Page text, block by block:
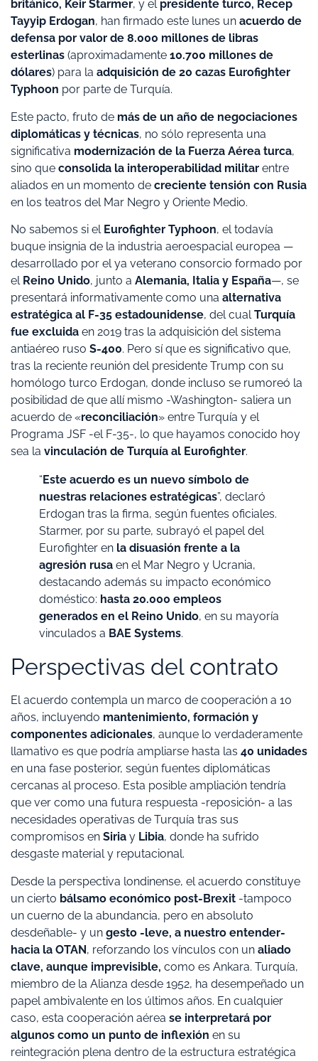
británico, Keir Starmer, y el presidente turco, Recep
Tayyip Erdogan, han firmado este lunes un acuerdo de
defensa por valor de 8.000 millones de libras
esterlinas (aproximadamente 10.700 millones de
dólares) para la adquisición de 20 cazas Eurofighter
Typhoon por parte de Turquía.
Este pacto, fruto de más de un año de negociaciones
diplomáticas y técnicas, no sólo representa una
significativa modernización de la Fuerza Aérea turca,
sino que consolida la interoperabilidad militar entre
aliados en un momento de creciente tensión con Rusia
en los teatros del Mar Negro y Oriente Medio.
No sabemos si el Eurofighter Typhoon, el todavía
buque insignia de la industria aeroespacial europea —
desarrollado por el ya veterano consorcio formado por
el Reino Unido, junto a Alemania, Italia y España—, se
presentará informativamente como una alternativa
estratégica al F-35 estadounidense, del cualTurquía
fue excluida en 2019 tras la adquisición del sistema
antiaéreo ruso S-400. Pero sí que es significativo que,
tras la reciente reunión del presidente Trump con su
homólogo turco Erdogan, donde incluso se rumoreó la
posibilidad de que allí mismo -Washington- saliera un
acuerdo de «reconciliación» entre Turquía y el
Programa JSF -el F-35-, lo que hayamos conocido hoy
sea la vinculación de Turquía al Eurofighter.
“ Este acuerdo es un nuevo símbolo de
nuestras relaciones estratégicas”, declaró
Erdogan tras la firma, según fuentes oficiales.
Starmer, por su parte, subrayó el papel del
Eurofighter en la disuasión frente a la
agresión rusa en el Mar Negro y Ucrania,
destacando además su impacto económico
doméstico: hasta 20.000 empleos
generados en el Reino Unido, en su mayoría
vinculados a BAE Systems.
Perspectivas del contrato
El acuerdo contempla un marco de cooperación a 10
años, incluyendo mantenimiento, formación y
componentes adicionales, aunque lo verdaderamente
llamativo es que podría ampliarse hasta las 40 unidades
en una fase posterior, según fuentes diplomáticas
cercanas al proceso. Esta posible ampliación tendría
que ver como una futura respuesta -reposición- a las
necesidades operativas de Turquía tras sus
compromisos en Siria y Libia, donde ha sufrido
desgaste material y reputacional.
Desde la perspectiva londinense, el acuerdo constituye
un cierto bálsamo económico post-Brexit -tampoco
un cuerno de la abundancia, pero en absoluto
desdeñable- y un gesto -leve, a nuestro entender-
hacia la OTAN, reforzando los vínculos con un aliado
clave, aunque imprevisible, como es Ankara. Turquía,
miembro de la Alianza desde 1952, ha desempeñado un
papel ambivalente en los últimos años. En cualquier
caso, esta cooperación aérea se interpretará por
algunos como un punto de inflexión en su
reintegración plena dentro de la estructura estratégica